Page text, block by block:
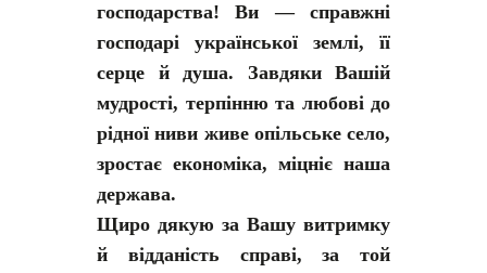
господарства! Ви — справжні
господарі української землі, її
серце й душа. Завдяки Вашій
мудрості, терпінню та любові до
рідної ниви живе опільське село,
зростає економіка, міцніє наша
держава.
Щиро дякую за Вашу витримку
й відданість справі, за той